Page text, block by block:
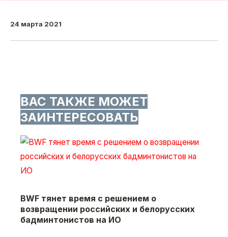
24 марта 2021
ВАС ТАКЖЕ МОЖЕТ
ЗАИНТЕРЕСОВАТЬ
BWF тянет время с решением о
возвращении российских и белорусских
бадминтонистов на ИО